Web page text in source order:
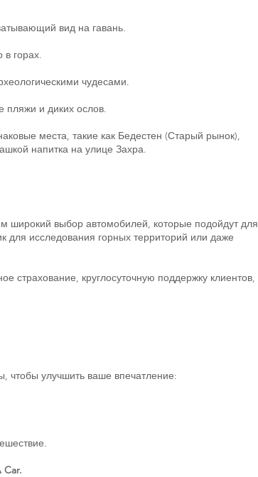
вид на гавань.
в горах.
чудесами.
пляжи и диких ослов.
места, такие как Бедестен (Старый рынок),
напитка на улице Захра.
выбор автомобилей, которые подойдут для
для исследования горных территорий или даже
страхование, круглосуточную поддержку клиентов,
чтобы улучшить ваше впечатление:
Car.